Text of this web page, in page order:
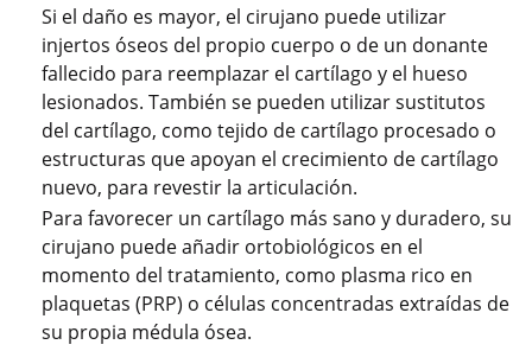
Si el daño es mayor, el cirujano puede utilizar
injertos óseos del propio cuerpo o de un donante
fallecido para reemplazar el cartílago y el hueso
lesionados. También se pueden utilizar sustitutos
del cartílago, como tejido de cartílago procesado o
estructuras que apoyan el crecimiento de cartílago
nuevo, para revestir la articulación.
Para favorecer un cartílago más sano y duradero, su
cirujano puede añadir ortobiológicos en el
momento del tratamiento, como plasma rico en
plaquetas (PRP) o células concentradas extraídas de
su propia médula ósea.